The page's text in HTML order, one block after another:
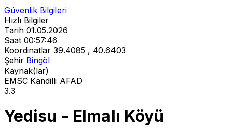
Güvenlik Bilgileri
Hızlı Bilgiler
Tarih 01.05.2026
Saat 00:57:46
Koordinatlar 39.4085 , 40.6403
Şehir Bingöl
Kaynak(lar)
EMSC Kandilli AFAD
3.3
Yedisu - Elmalı Köyü